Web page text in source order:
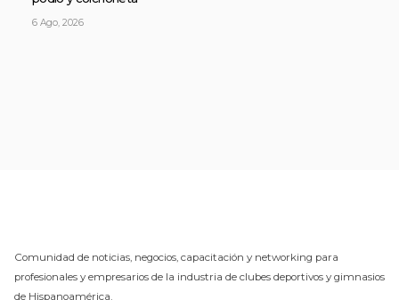
6 Ago, 2026
Comunidad de noticias, negocios, capacitación y networking para
profesionales y empresarios de la industria de clubes deportivos y gimnasios
de Hispanoamérica.